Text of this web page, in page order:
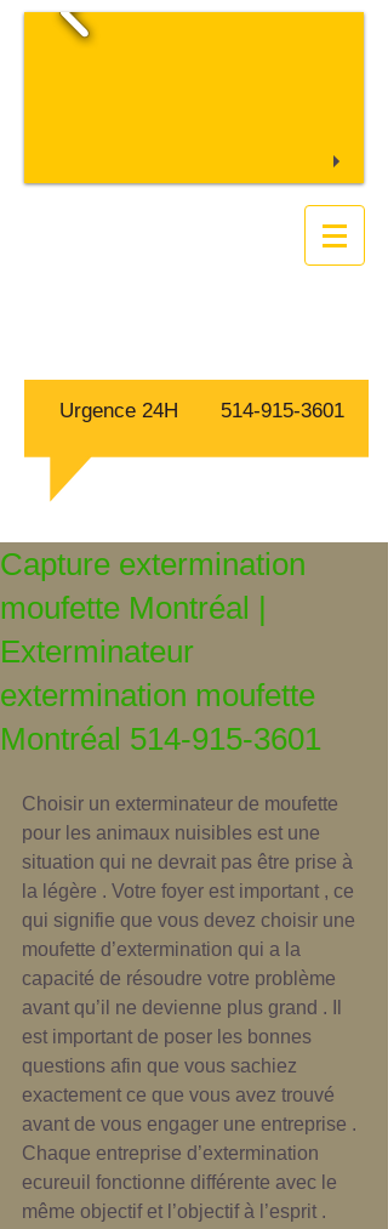
Urgence 24H 514-915-3601
Capture extermination
moufette Montréal |
Exterminateur
extermination moufette
Montréal 514-915-3601
Choisir un exterminateur de moufette
pour les animaux nuisibles est une
situation qui ne devrait pas être prise à
la légère . Votre foyer est important , ce
qui signifie que vous devez choisir une
moufette d’extermination qui a la
capacité de résoudre votre problème
avant qu’il ne devienne plus grand . Il
est important de poser les bonnes
questions afin que vous sachiez
exactement ce que vous avez trouvé
avant de vous engager une entreprise .
Chaque entreprise d’extermination
ecureuil fonctionne différente avec le
même objectif et l’objectif à l’esprit .